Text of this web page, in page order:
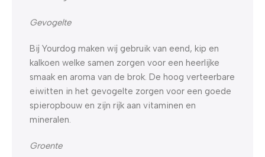
Gevogelte
Bij Yourdog maken wij gebruik van eend, kip en
kalkoen welke samen zorgen voor een heerlijke
smaak en aroma van de brok. De hoog verteerbare
eiwitten in het gevogelte zorgen voor een goede
spieropbouw en zijn rijk aan vitaminen en
mineralen.
Groente